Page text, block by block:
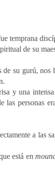
temprana
de su
su gurú, nos
y una
las personas
a las
está en